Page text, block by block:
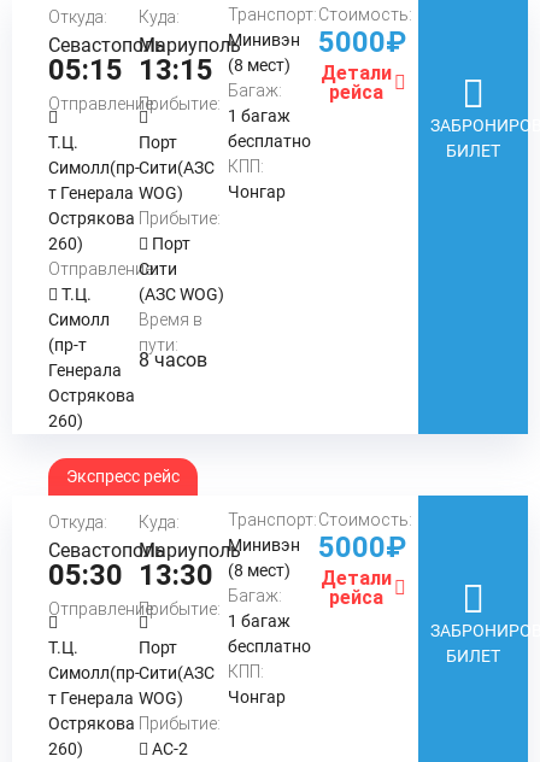
Откуда:
Севастополь
05:15
Отправление:
Т.Ц.
Симолл(пр-
т Генерала
Острякова
260)
Отправление:
Т.Ц.
Симолл
(пр-т
Генерала
Острякова
260)
Куда:
Мариуполь
13:15
Прибытие:
Порт
Сити(АЗС
WOG)
Прибытие:
Порт
Сити
(АЗС WOG)
Время в
пути:
8 часов
Транспорт:
Минивэн
(8 мест)
Багаж:
1 багаж
бесплатно
КПП:
Чонгар
Стоимость:
5000₽
Детали
рейса
БИЛЕТ
Экспресс рейс
Откуда:
Севастополь
05:30
Отправление:
Т.Ц.
Симолл(пр-
т Генерала
Острякова
260)
Куда:
Мариуполь
13:30
Прибытие:
Порт
Сити(АЗС
WOG)
Прибытие:
АС-2
Транспорт:
Минивэн
(8 мест)
Багаж:
1 багаж
бесплатно
КПП:
Чонгар
Стоимость:
5000₽
Детали
рейса
БИЛЕТ